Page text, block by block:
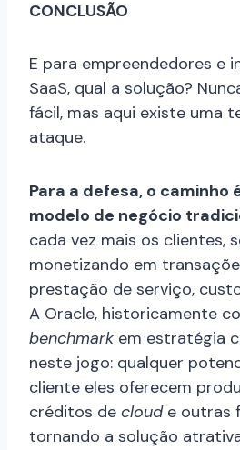
CONCLUSÃO
E para empreendedores e
SaaS, qual a solução?
fácil, mas aqui existe uma
ataque.
Para a defesa, o caminho
modelo de negócio
cada vez mais os clientes,
monetizando em
prestação de serviço,
A Oracle, historicamente
benchmark em estratégia
neste jogo: qualquer
cliente eles oferecem
créditos de cloud e outras
tornando a solução